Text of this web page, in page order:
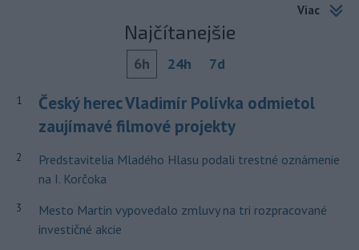
Viac
Najčítanejšie
6h 24h 7d
1
Český herec Vladimír Polívka odmietol
zaujímavé filmové projekty
2
Predstavitelia Mladého Hlasu podali trestné oznámenie
na I. Korčoka
3
Mesto Martin vypovedalo zmluvy na tri rozpracované
investičné akcie